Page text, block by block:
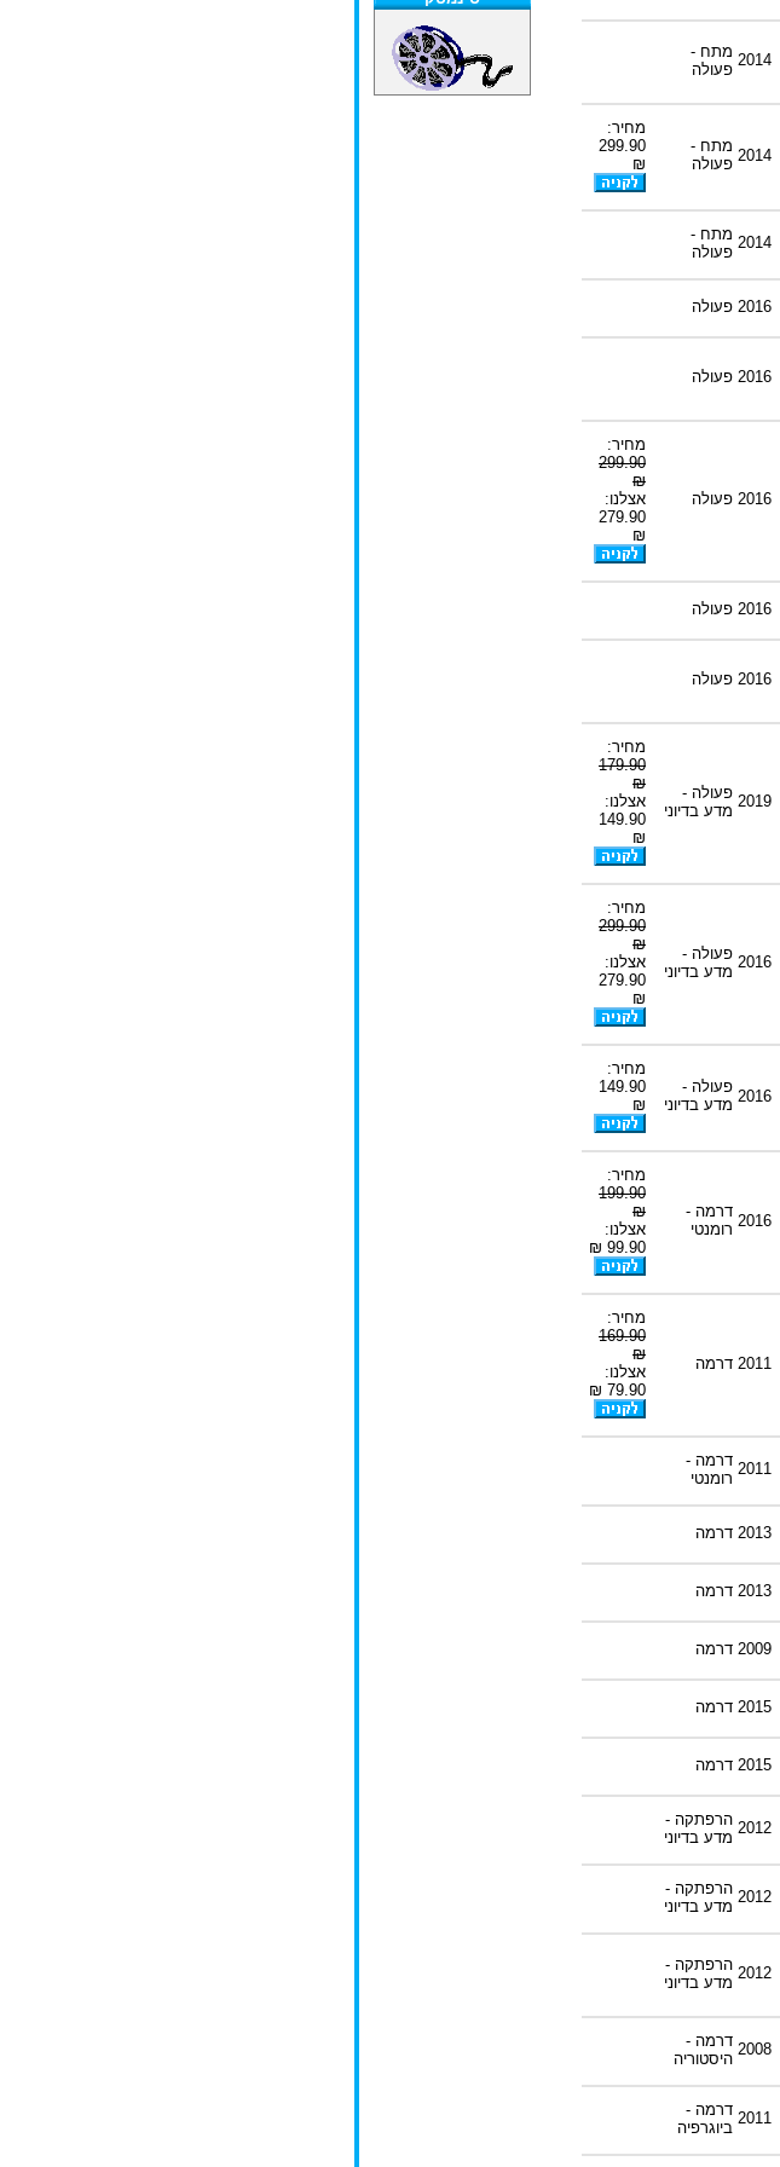
2014 מתח -
פעולה
2014
מתח -
פעולה
מחיר:
299.90
₪
2014 מתח -
פעולה
2016 פעולה
2016 פעולה
2016 פעולה
מחיר:
299.90
₪
אצלנו:
279.90
₪
2016 פעולה
2016 פעולה
2019 פעולה -
מדע בדיוני
מחיר:
179.90
₪
אצלנו:
149.90
₪
2016 פעולה -
מדע בדיוני
מחיר:
299.90
₪
אצלנו:
279.90
₪
2016
פעולה -
מדע בדיוני
מחיר:
149.90
₪
2016
דרמה -
רומנטי
מחיר:
199.90
₪
אצלנו:
99.90 ₪
2011 דרמה
מחיר:
169.90
₪
אצלנו:
79.90 ₪
2011 דרמה -
רומנטי
2013 דרמה
2013 דרמה
2009 דרמה
2015 דרמה
2015 דרמה
2012 הרפתקה -
מדע בדיוני
2012 הרפתקה -
מדע בדיוני
2012 הרפתקה -
מדע בדיוני
2008 דרמה -
היסטוריה
2011 דרמה -
ביוגרפיה